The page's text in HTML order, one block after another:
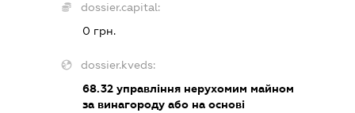
dossier.capital:
0 грн.
dossier.kveds:
68.32 управління нерухомим майном
за винагороду або на основі